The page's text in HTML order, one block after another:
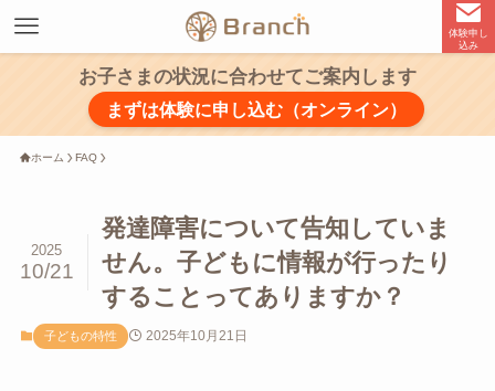
体験申し
込み
お子さまの状況に合わせてご案内します
まずは体験に申し込む（オンライン）
ホーム FAQ
発達障害について告知していま
せん。子どもに情報が行ったり
することってありますか？
2025
10/21
子どもの特性 2025年10月21日